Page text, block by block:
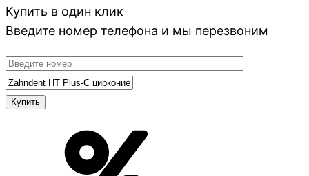
Купить в один клик
Введите номер телефона и мы перезвоним